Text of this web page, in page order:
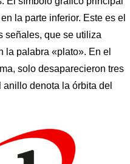
la parte inferior. Este es el
señales, que se utiliza
la palabra «plato». En el
solo desaparecieron tres
denota la órbita del